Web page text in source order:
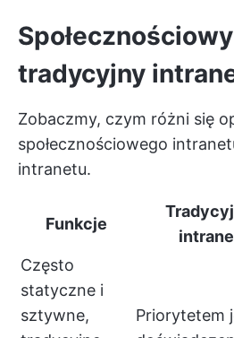
tradycyjny
Zobaczmy, czym różni się
społecznościowego
intranetu.
Funkcje
Często
statyczne i
sztywne,
Priorytetem